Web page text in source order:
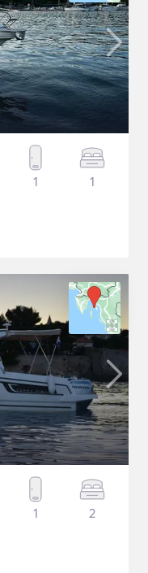
1 1
1 2